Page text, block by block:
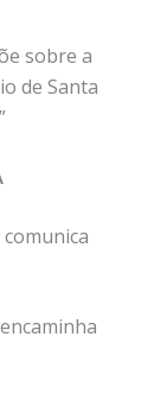
sobre a
de Santa